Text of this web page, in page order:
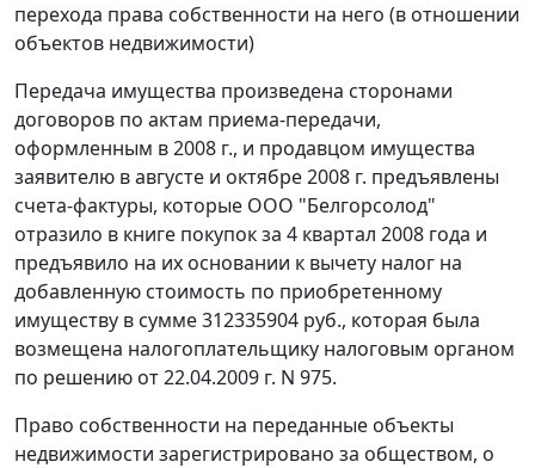
перехода права собственности на него (в отношении
объектов недвижимости)
Передача имущества произведена сторонами
договоров по актам приема-передачи,
оформленным в 2008 г., и продавцом имущества
заявителю в августе и октябре 2008 г. предъявлены
счета-фактуры, которые ООО "Белгорсолод"
отразило в книге покупок за 4 квартал 2008 года и
предъявило на их основании к вычету налог на
добавленную стоимость по приобретенному
имуществу в сумме 312335904 руб., которая была
возмещена налогоплательщику налоговым органом
по решению от 22.04.2009 г. N 975.
Право собственности на переданные объекты
недвижимости зарегистрировано за обществом, о